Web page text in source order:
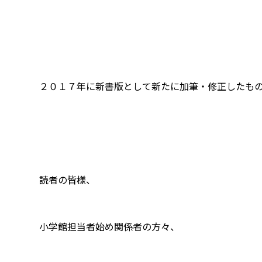
２０１７年に新書版として新たに加筆・修正したも
読者の皆様、
小学館担当者始め関係者の方々、